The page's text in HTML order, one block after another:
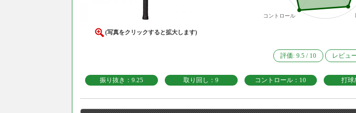
(写真をクリックすると拡大します)
コントロール
評価: 9.5 / 10 レビュ
振り抜き：9.25 取り回し：9 コントロール：10 打球